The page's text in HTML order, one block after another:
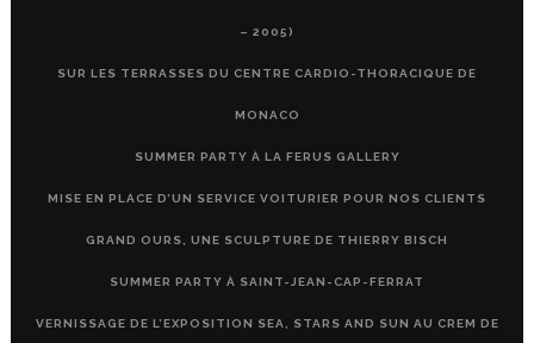
– 2005)
SUR LES TERRASSES DU CENTRE CARDIO-THORACIQUE DE
MONACO
SUMMER PARTY À LA FERUS GALLERY
MISE EN PLACE D’UN SERVICE VOITURIER POUR NOS CLIENTS
GRAND OURS, UNE SCULPTURE DE THIERRY BISCH
SUMMER PARTY À SAINT-JEAN-CAP-FERRAT
VERNISSAGE DE L’EXPOSITION SEA, STARS AND SUN AU CREM DE